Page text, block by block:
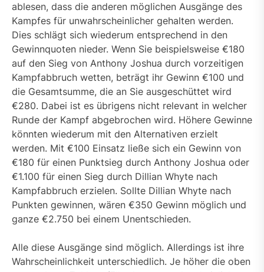
ablesen, dass die anderen möglichen Ausgänge des
Kampfes für unwahrscheinlicher gehalten werden.
Dies schlägt sich wiederum entsprechend in den
Gewinnquoten nieder. Wenn Sie beispielsweise €180
auf den Sieg von Anthony Joshua durch vorzeitigen
Kampfabbruch wetten, beträgt ihr Gewinn €100 und
die Gesamtsumme, die an Sie ausgeschüttet wird
€280. Dabei ist es übrigens nicht relevant in welcher
Runde der Kampf abgebrochen wird. Höhere Gewinne
könnten wiederum mit den Alternativen erzielt
werden. Mit €100 Einsatz ließe sich ein Gewinn von
€180 für einen Punktsieg durch Anthony Joshua oder
€1.100 für einen Sieg durch Dillian Whyte nach
Kampfabbruch erzielen. Sollte Dillian Whyte nach
Punkten gewinnen, wären €350 Gewinn möglich und
ganze €2.750 bei einem Unentschieden.
Alle diese Ausgänge sind möglich. Allerdings ist ihre
Wahrscheinlichkeit unterschiedlich. Je höher die oben